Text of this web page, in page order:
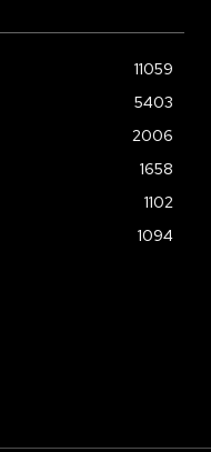
11059
5403
2006
1658
1102
1094